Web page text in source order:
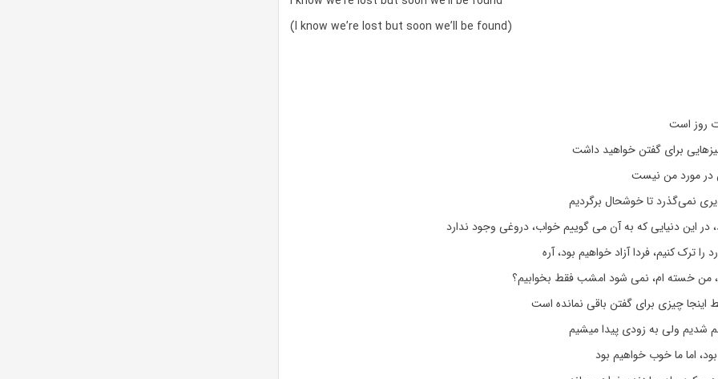
(I know we’re lost but soon we’ll be found)
روز است
برای گفتن خواهید داشت
مورد من نیست
نمی‌گذرد تا خوشحال برگردیم
در این دنیایی که به آن می گوییم خواب، دروغی وجود ندارد
را ترک کنیم، فردا آزاد خواهیم بود، آره
من خسته ام، نمی شود امشب فقط بخوابیم؟
اینجا چیزی برای گفتن باقی نمانده است
شدیم ولی به زودی پیدا میشیم
اما ما خوب خواهیم بود